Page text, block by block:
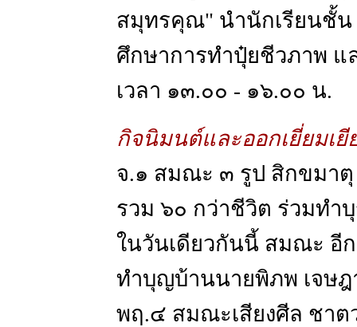
สมุทรคุณ" นำนักเรียนชั้
ศึกษาการทำปุ๋ยชีวภาพ แ
เวลา ๑๓.๐๐ - ๑๖.๐๐ น.
กิจนิมนต์และออกเยี่ยมเยี
จ.๑ สมณะ ๓ รูป สิกขมา
รวม ๖๐ กว่าชีวิต ร่วมท
ในวันเดียวกันนี้ สมณะ อี
ทำบุญบ้านนายพิภพ เจษ
พฤ.๔ สมณะเสียงศีล ชา